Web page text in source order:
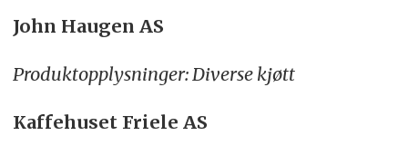
John Haugen AS
Produktopplysninger: Diverse kjøtt
Kaffehuset Friele AS